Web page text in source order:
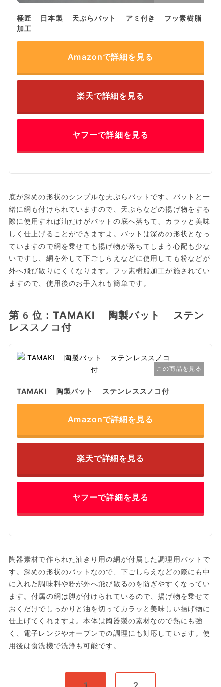
極匠 日本製 天ぷらバット アミ付き フッ素樹脂
加工
Amazonで詳細を見る
楽天で詳細を見る
ヤフーで詳細を見る
底が深めの形状のシンプルな天ぷらバットです。バットと一
緒に網も付けられていますので、天ぷらなどの揚げ物をする
際に使用すれば油だけがバットの底へ落ちて、カラッと美味
しく仕上げることができますよ。バットは深めの形状となっ
ていますので網を乗せても揚げ物が落ちてしまう心配も少な
いですし、網を外して下ごしらえなどに使用しても粉などが
外へ飛び散りにくくなります。フッ素樹脂加工が施されてい
ますので、使用後のお手入れも簡単です。
第6位：TAMAKI 陶製バット ステン
レススノコ付
この商品を見る
TAMAKI 陶製バット ステンレススノコ付
Amazonで詳細を見る
楽天で詳細を見る
ヤフーで詳細を見る
陶器素材で作られた油きり用の網が付属した調理用バットで
す。深めの形状のバットなので、下ごしらえなどの際にも中
に入れた調味料や粉が外へ飛び散るのを防ぎやすくなってい
ます。付属の網は脚が付けられているので、揚げ物を乗せて
おくだけでしっかりと油を切ってカラッと美味しい揚げ物に
仕上げてくれますよ。本体は陶器製の素材なので熱にも強
く、電子レンジやオーブンでの調理にも対応しています。使
用後は食洗機で洗浄も可能です。
1 2